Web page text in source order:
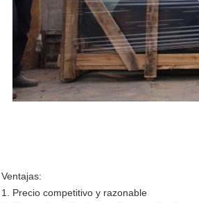
Ventajas:
1. Precio competitivo y razonable